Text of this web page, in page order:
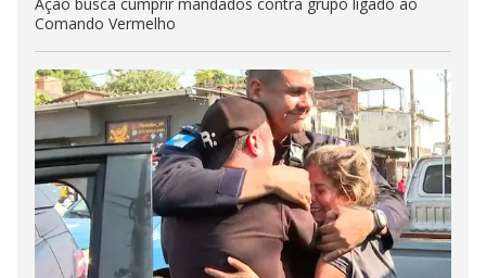
Comando Vermelho